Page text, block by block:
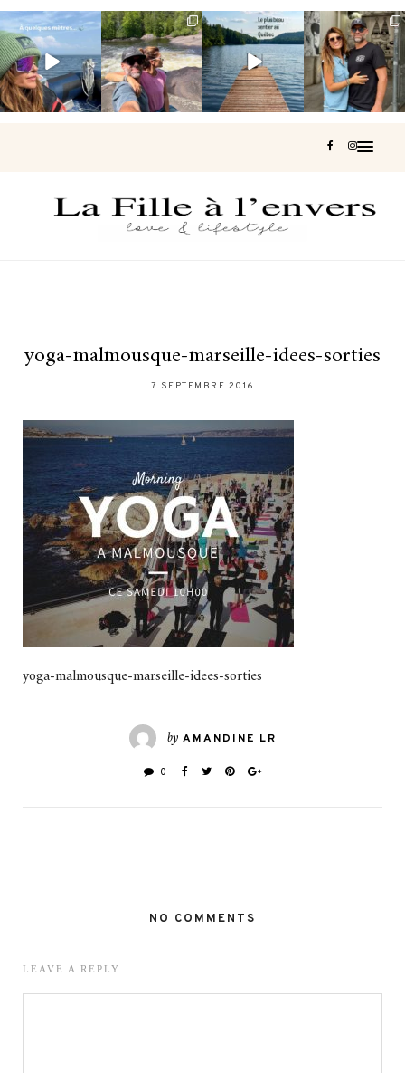
Voir une baleine
en photo, c’est
impressionnant
🐋...
Les Laurentides,
le Québec
version nature.
...
Et si je te disais
qu’il existe un
sentier où tu...
127 37
Montréal, une
très belle
surprise 🇨🇦
453
yoga-malmousque-marseille-idees-sorties
7 SEPTEMBRE 2016
yoga-malmousque-marseille-idees-sorties
by AMANDINE LR
0
NO COMMENTS
LEAVE A REPLY